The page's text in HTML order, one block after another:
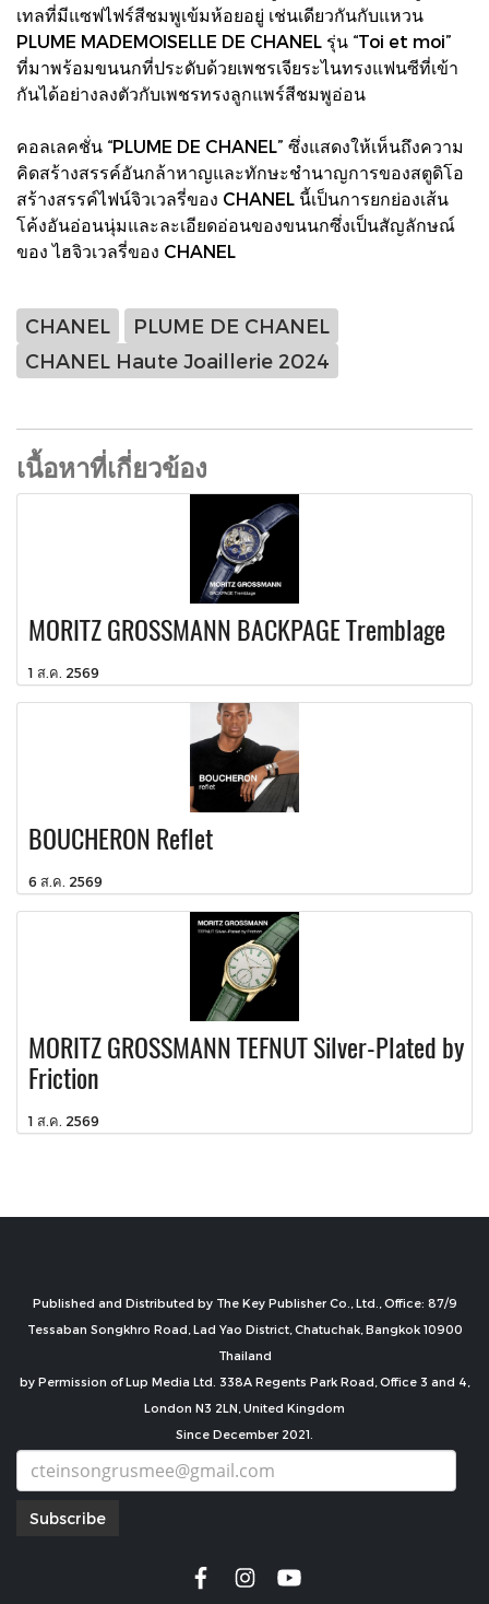
เทลที่มีแซฟไฟร์สีชมพูเข้มห้อยอยู่ เช่นเดียวกันกับแหวน
PLUME MADEMOISELLE DE CHANEL รุ่น “Toi et moi”
ที่มาพร้อมขนนกที่ประดับด้วยเพชรเจียระไนทรงแฟนซีที่เข้า
กันได้อย่างลงตัวกับเพชรทรงลูกแพร์สีชมพูอ่อน
คอลเลคชั่น “PLUME DE CHANEL” ซึ่งแสดงให้เห็นถึงความ
คิดสร้างสรรค์อันกล้าหาญและทักษะชำนาญการของสตูดิโอ
สร้างสรรค์ไฟน์จิวเวลรี่ของ CHANEL นี้เป็นการยกย่องเส้น
โค้งอันอ่อนนุ่มและละเอียดอ่อนของขนนกซึ่งเป็นสัญลักษณ์
ของ ไฮจิวเวลรี่ของ CHANEL
CHANEL
PLUME DE CHANEL
CHANEL Haute Joaillerie 2024
เนื้อหาที่เกี่ยวข้อง
MORITZ GROSSMANN BACKPAGE Tremblage
1 ส.ค. 2569
BOUCHERON Reflet
6 ส.ค. 2569
MORITZ GROSSMANN TEFNUT Silver-Plated by
Friction
1 ส.ค. 2569
Published and Distributed by The Key Publisher Co., Ltd., Office: 87/9
Tessaban Songkhro Road, Lad Yao District, Chatuchak, Bangkok 10900
Thailand
by Permission of Lup Media Ltd. 338A Regents Park Road, Office 3 and 4,
London N3 2LN, United Kingdom
Since December 2021.
Subscribe